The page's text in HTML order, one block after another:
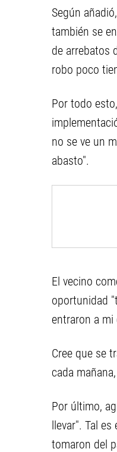
Según
también se
de arrebatos
robo poco
Por todo
no se ve un
abasto".
El vecino
oportunidad
entraron a mi
Cree que se
cada
Por último,
llevar". Tal
tomaron del